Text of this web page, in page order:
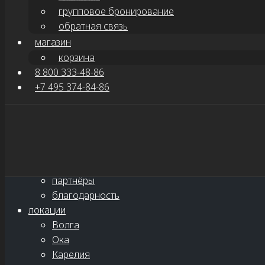
групповое бронирование
обратная связь
магазин
корзина
8 800 333-48-86
+7 495 374-84-86
партнёры
благодарность
локации
Волга
Ока
Карелия
Военным объектом монастырь снова стал в Великую
В 1993 историческому месту вернули его прежнее
хотят послушать историю, узнать подробности
Историко-краеведческий музей